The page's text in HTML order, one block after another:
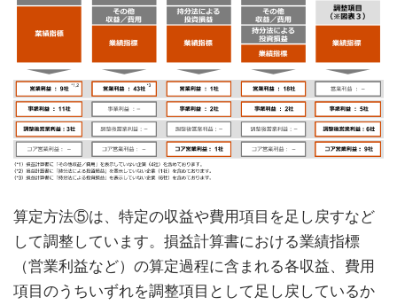
算定方法⑤は、特定の収益や費用項目を足し戻すなど
して調整しています。損益計算書における業績指標
（営業利益など）の算定過程に含まれる各収益、費用
項目のうちいずれを調整項目として足し戻しているか